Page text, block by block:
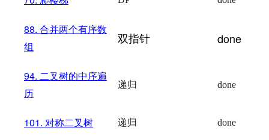
88. 合并两个有序数
组
双指针 done
94. 二叉树的中序遍
历
递归 done
101. 对称二叉树 递归 done